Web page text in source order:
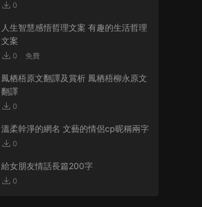
0
人生智慧感悟哲理文案 有趣的生活哲理
文案
0 免費
鳳栖梧原文翻譯及賞析 鳳栖梧柳永原文
翻譯
0
溫柔幹淨的網名 文藝的情侶cp昵稱兩字
0
給女朋友情話長篇200字
0